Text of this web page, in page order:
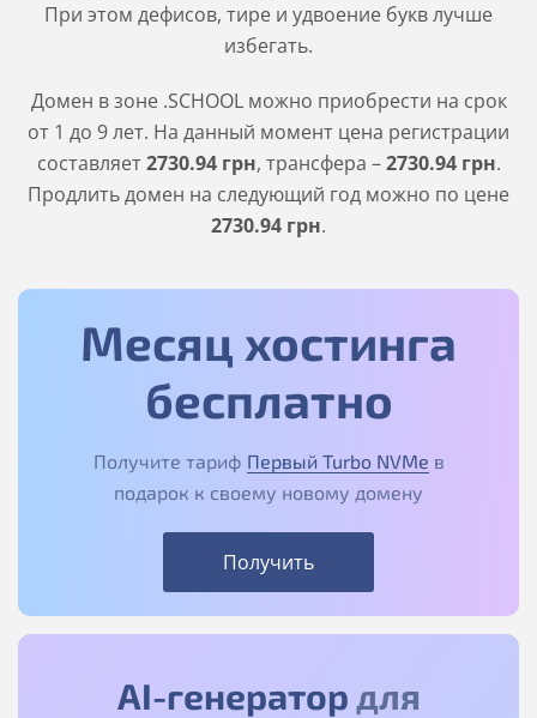
При этом дефисов, тире и удвоение букв лучше
избегать.
Домен в зоне .SCHOOLможно приобрести на срок
от 1 до 9 лет. На данный момент цена регистрации
составляет2730.94грн, трансфера –2730.94грн.
Продлить домен на следующий год можно по цене
2730.94 грн.
Месяц хостинга
бесплатно
Получите тариф Первый Turbo NVMe в
подарок к своему новому домену
Получить
AI-генератордля